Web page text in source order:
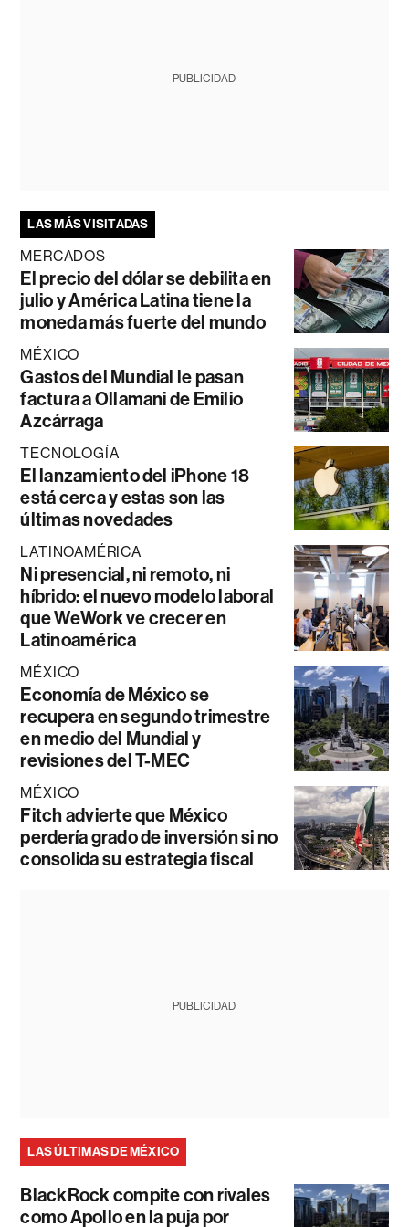
PUBLICIDAD
LAS MÁS VISITADAS
MERCADOS
El precio del dólar se debilita en
julio y América Latina tiene la
moneda más fuerte del mundo
MÉXICO
Gastos del Mundial le pasan
factura a Ollamani de Emilio
Azcárraga
TECNOLOGÍA
El lanzamiento del iPhone 18
está cerca y estas son las
últimas novedades
LATINOAMÉRICA
Ni presencial, ni remoto, ni
híbrido: el nuevo modelo laboral
que WeWork ve crecer en
Latinoamérica
MÉXICO
Economía de México se
recupera en segundo trimestre
en medio del Mundial y
revisiones del T-MEC
MÉXICO
Fitch advierte que México
perdería grado de inversión si no
consolida su estrategia fiscal
PUBLICIDAD
LAS ÚLTIMAS DE MÉXICO
BlackRock compite con rivales
como Apollo en la puja por